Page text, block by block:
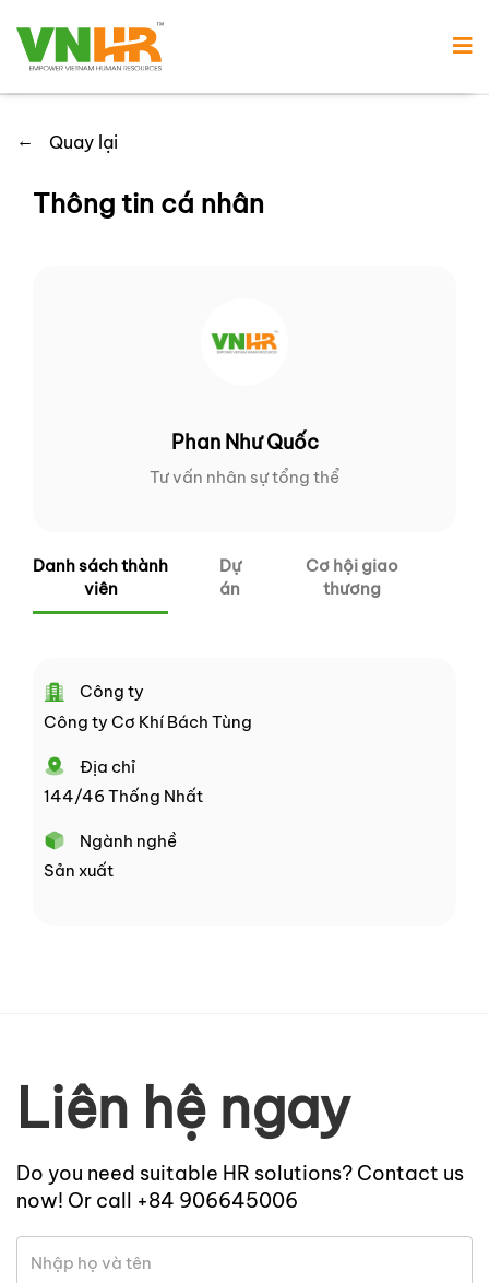
← Quay lại
Thông tin cá nhân
Phan Như Quốc
Tư vấn nhân sự tổng thể
Danh sách thành
viên
Dự
án
Cơ hội giao
thương
Công ty
Công ty Cơ Khí Bách Tùng
Địa chỉ
144/46 Thống Nhất
Ngành nghề
Sản xuất
Liên hệ ngay
Do you need suitable HR solutions? Contact us
now! Or call +84 906645006